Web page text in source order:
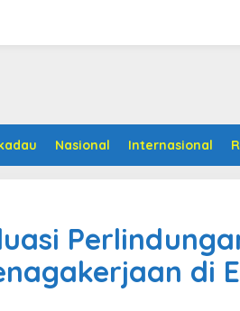
Nasional Internasional
di